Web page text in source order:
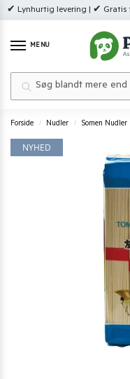
✔ Lynhurtig levering | ✔ Gratis
MENU
Forside / Nudler / Somen Nudler
NYHED